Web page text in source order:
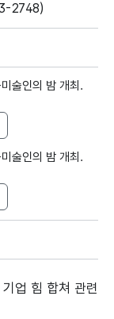
2748)
술인의 밤 개최.
술인의 밤 개최.
업 힘 합쳐 관련